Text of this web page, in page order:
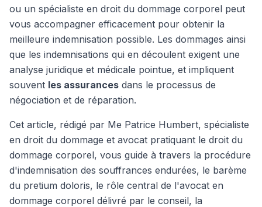
ou un spécialiste en droit du dommage corporel peut
vous accompagner efficacement pour obtenir la
meilleure indemnisation possible. Les dommages ainsi
que les indemnisations qui en découlent exigent une
analyse juridique et médicale pointue, et impliquent
souvent les assurances dans le processus de
négociation et de réparation.
Cet article, rédigé par Me Patrice Humbert, spécialiste
en droit du dommage et avocat pratiquant le droit du
dommage corporel, vous guide à travers la procédure
d'indemnisation des souffrances endurées, le barème
du pretium doloris, le rôle central de l'avocat en
dommage corporel délivré par le conseil, la